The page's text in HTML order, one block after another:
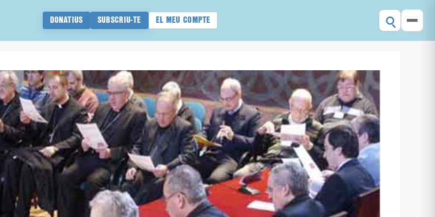
DONATIUS SUBSCRIU-TE EL MEU COMPTE